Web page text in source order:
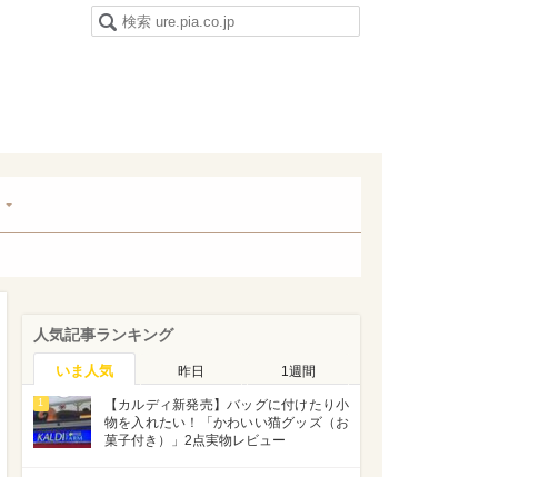
人気記事ランキング
いま人気 昨日 1週間
1
【カルディ新発売】バッグに付けたり小
物を入れたい！「かわいい猫グッズ（お
菓子付き）」2点実物レビュー